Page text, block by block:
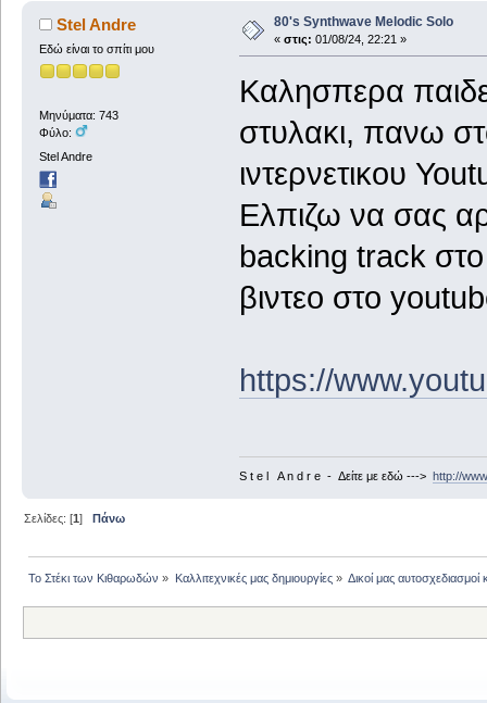
Stel Andre
Εδώ είναι το σπίτι μου
Μηνύματα: 743
Φύλο:
Stel Andre
80's Synthwave Melodic Solo
« στις: 01/08/24, 22:21 »
Καλησπερα
στυλακι, πανω
ιντερνετικου
Ελπιζω να σας
backing track
βιντεο στο
https://
S t e l A n d r e - Δείτε με εδώ ---> http://
Σελίδες: [1] Πάνω
Το Στέκι των Κιθαρωδών » Καλλιτεχνικές μας δημιουργίες» Δικοί μας αυτοσχεδιασμοί